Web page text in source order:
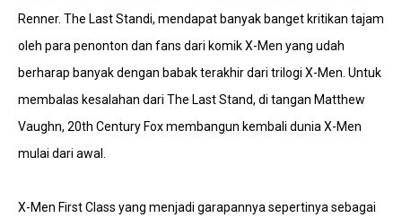
Renner. The Last Standi, mendapat banyak banget kritikan tajam
oleh para penonton dan fans dari komik X-Men yang udah
berharap banyak dengan babak terakhir dari trilogi X-Men. Untuk
membalas kesalahan dari The Last Stand, di tangan Matthew
Vaughn, 20th Century Fox membangun kembali dunia X-Men
mulai dari awal.
X-Men First Class yang menjadi garapannya sepertinya sebagai